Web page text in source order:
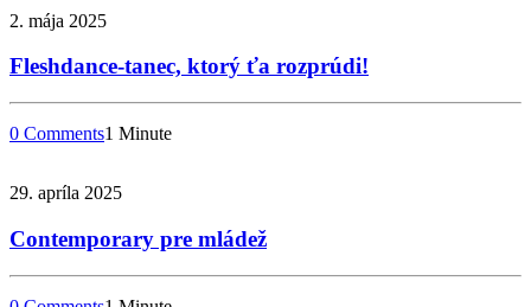
2. mája 2025
Fleshdance-tanec, ktorý ťa rozprúdi!
0 Comments1 Minute
29. apríla 2025
Contemporary pre mládež